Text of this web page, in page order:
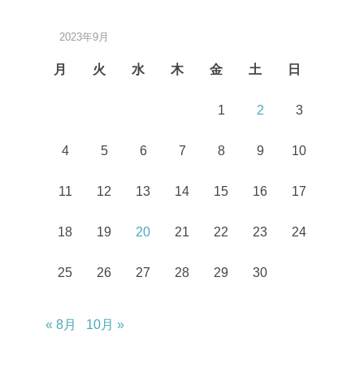
2023年9月
月 火 水 木 金 土 日
1 2 3
4 5 6 7 8 9 10
11 12 13 14 15 16 17
18 19 20 21 22 23 24
25 26 27 28 29 30
« 8月 10月 »